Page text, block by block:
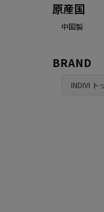
原産国
中国製
BRAND
INDIVI